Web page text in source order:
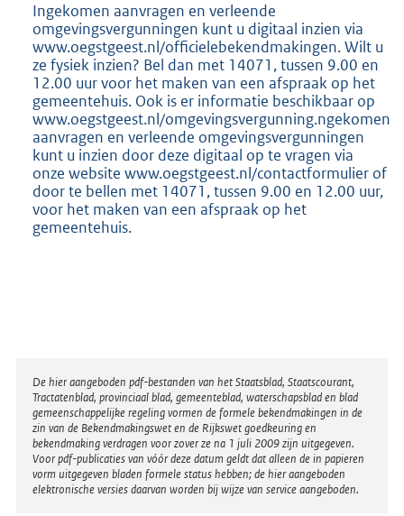
Ingekomen aanvragen en verleende
omgevingsvergunningen kunt u digitaal inzien via
www.oegstgeest.nl/officielebekendmakingen. Wilt u
ze fysiek inzien? Bel dan met 14071, tussen 9.00 en
12.00 uur voor het maken van een afspraak op het
gemeentehuis. Ook is er informatie beschikbaar op
www.oegstgeest.nl/omgevingsvergunning.ngekomen
aanvragen en verleende omgevingsvergunningen
kunt u inzien door deze digitaal op te vragen via
onze website www.oegstgeest.nl/contactformulier of
door te bellen met 14071, tussen 9.00 en 12.00 uur,
voor het maken van een afspraak op het
gemeentehuis.
Disclaimer
De hier aangeboden pdf-bestanden van het Staatsblad, Staatscourant,
Tractatenblad, provinciaal blad, gemeenteblad, waterschapsblad en blad
gemeenschappelijke regeling vormen de formele bekendmakingen in de
zin van de Bekendmakingswet en de Rijkswet goedkeuring en
bekendmaking verdragen voor zover ze na 1 juli 2009 zijn uitgegeven.
Voor pdf-publicaties van vóór deze datum geldt dat alleen de in papieren
vorm uitgegeven bladen formele status hebben; de hier aangeboden
elektronische versies daarvan worden bij wijze van service aangeboden.